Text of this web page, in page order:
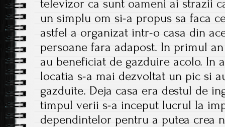
televizor ca sunt oameni ai strazii
un simplu om si-a propus sa faca
astfel a organizat intr-o casa din
persoane fara adapost. In primul
au beneficiat de gazduire acolo. In
locatia s-a mai dezvoltat un pic si
gazduite. Deja casa era destul de
timpul verii s-a inceput lucrul la
dependintelor pentru a putea crea